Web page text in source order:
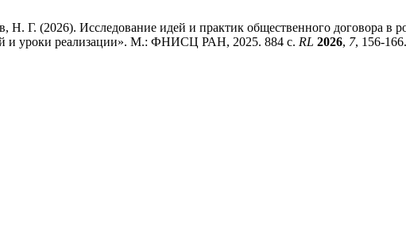
Г. (2026). Исследование идей и практик общественного договора в
и уроки реализации». М.: ФНИСЦ РАН, 2025. 884 с. RL 2026, 7, 156-166.